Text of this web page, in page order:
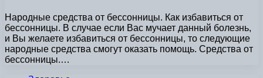
Народные средства от бессонницы. Как избавиться от
бессонницы. В случае если Вас мучает данный болезнь,
и Вы желаете избавиться от бессонницы, то следующие
народные средства смогут оказать помощь. Средства от
бессонницы.…